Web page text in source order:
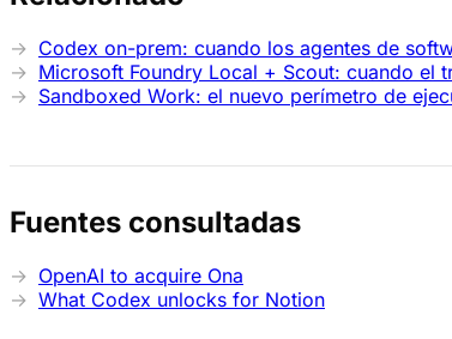
Codex on-prem: cuando los agentes de
Microsoft Foundry Local + Scout: cuando el
Sandboxed Work: el nuevo perímetro de
Fuentes consultadas
OpenAI to acquire Ona
What Codex unlocks for Notion